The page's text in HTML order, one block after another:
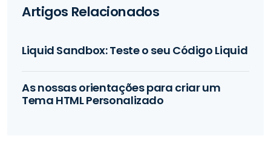
Artigos Relacionados
Liquid Sandbox: Teste o seu Código Liquid
As nossas orientações para criar um
Tema HTML Personalizado